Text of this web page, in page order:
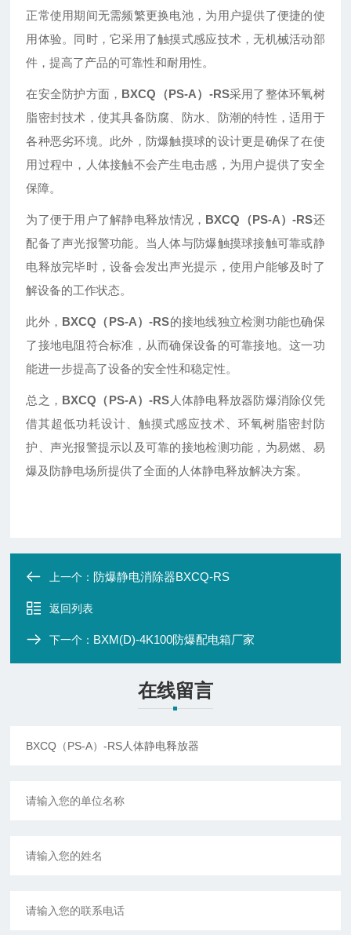
正常使用期间无需频繁更换电池，为用户提供了便捷的使
用体验。同时，它采用了触摸式感应技术，无机械活动部
件，提高了产品的可靠性和耐用性。
在安全防护方面， BXCQ（PS-A）-RS采用了整体环氧树
脂密封技术，使其具备防腐、防水、防潮的特性，适用于
各种恶劣环境。此外，防爆触摸球的设计更是确保了在使
用过程中，人体接触不会产生电击感，为用户提供了安全
保障。
为了便于用户了解静电释放情况， BXCQ（PS-A）-RS还
配备了声光报警功能。当人体与防爆触摸球接触可靠或静
电释放完毕时，设备会发出声光提示，使用户能够及时了
解设备的工作状态。
此外， BXCQ（PS-A）-RS的接地线独立检测功能也确保
了接地电阻符合标准，从而确保设备的可靠接地。这一功
能进一步提高了设备的安全性和稳定性。
总之， BXCQ（PS-A）-RS 人体静电释放器防爆消除仪凭
借其超低功耗设计、触摸式感应技术、环氧树脂密封防
护、声光报警提示以及可靠的接地检测功能，为易燃、易
爆及防静电场所提供了全面的人体静电释放解决方案。
上一个： 防爆静电消除器BXCQ-RS
返回列表
下一个： BXM(D)-4K100防爆配电箱厂家
在线留言